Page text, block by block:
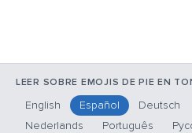
LEER SOBRE EMOJIS DE PIE EN
English Español Deutsch
Nederlands
Português